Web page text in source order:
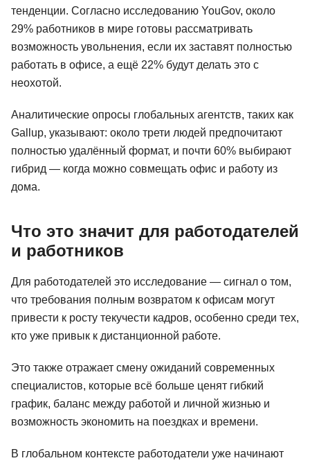
тенденции. Согласно исследованию YouGov, около
29% работников в мире готовы рассматривать
возможность увольнения, если их заставят полностью
работать в офисе, а ещё 22% будут делать это с
неохотой.
Аналитические опросы глобальных агентств, таких как
Gallup, указывают: около трети людей предпочитают
полностью удалённый формат, и почти 60% выбирают
гибрид — когда можно совмещать офис и работу из
дома.
Что это значит для работодателей
и работников
Для работодателей это исследование — сигнал о том,
что требования полным возвратом к офисам могут
привести к росту текучести кадров, особенно среди тех,
кто уже привык к дистанционной работе.
Это также отражает смену ожиданий современных
специалистов, которые всё больше ценят гибкий
график, баланс между работой и личной жизнью и
возможность экономить на поездках и времени.
В глобальном контексте работодатели уже начинают